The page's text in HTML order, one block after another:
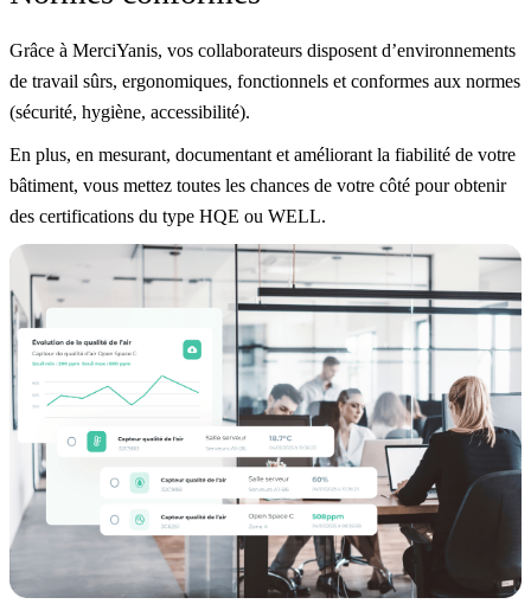
Grâce à MerciYanis, vos collaborateurs disposent d’environnements
de travail sûrs, ergonomiques, fonctionnels et conformes aux normes
(sécurité, hygiène, accessibilité).
En plus, en mesurant, documentant et améliorant la fiabilité de votre
bâtiment, vous mettez toutes les chances de votre côté pour obtenir
des certifications du type HQE ou WELL.